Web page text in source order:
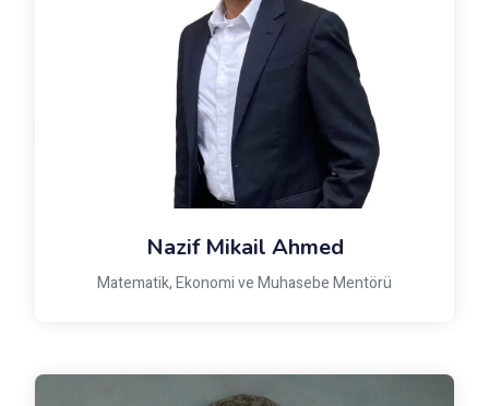
Nazif Mikail Ahmed
Matematik, Ekonomi ve Muhasebe Mentörü